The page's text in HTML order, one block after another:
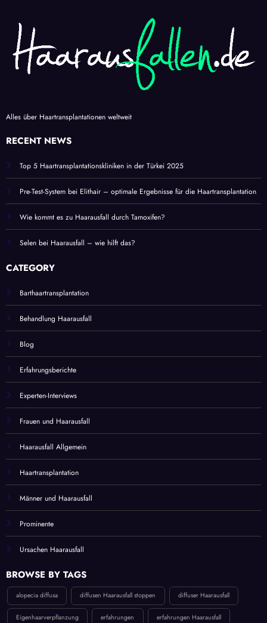
Alles über Haartransplantationen weltweit
RECENT NEWS
Top 5 Haartransplantationskliniken in der Türkei 2025
Pre-Test-System bei Elithair – optimale Ergebnisse für die Haartransplantation
Wie kommt es zu Haarausfall durch Tamoxifen?
Selen bei Haarausfall – wie hilft das?
CATEGORY
Barthaartransplantation
Behandlung Haarausfall
Blog
Erfahrungsberichte
Experten-Interviews
Frauen und Haarausfall
Haarausfall Allgemein
Haartransplantation
Männer und Haarausfall
Prominente
Ursachen Haarausfall
BROWSE BY TAGS
alopecia diffusa diffusen Haarausfall stoppen diffuser Haarausfall
Eigenhaarverpflanzung erfahrungen erfahrungen Haarausfall